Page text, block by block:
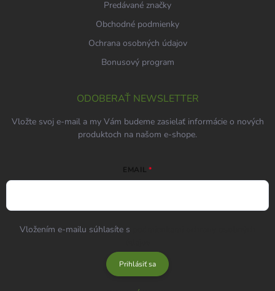
Predávané značky
Obchodné podmienky
Ochrana osobných údajov
Bonusový program
ODOBERAŤ NEWSLETTER
Vložte svoj e-mail a my Vám budeme zasielať informácie o nových
produktoch na našom e-shope.
EMAIL
Vložením e-mailu súhlasíte s
Prihlásiť sa